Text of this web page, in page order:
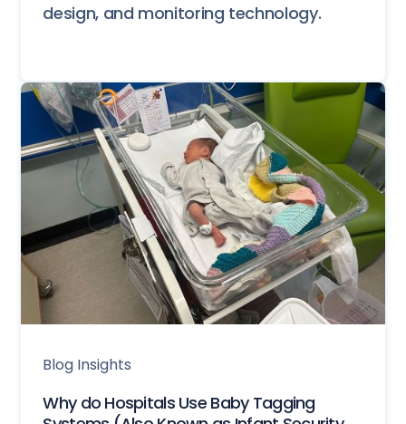
design, and monitoring technology.
Blog Insights
Why do Hospitals Use Baby Tagging